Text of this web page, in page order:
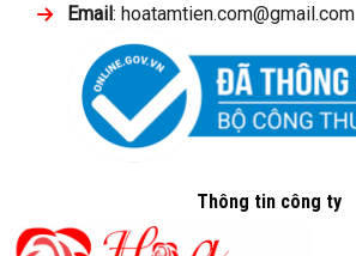
Email: hoatamtien.com@gmail.com
Thông tin công ty